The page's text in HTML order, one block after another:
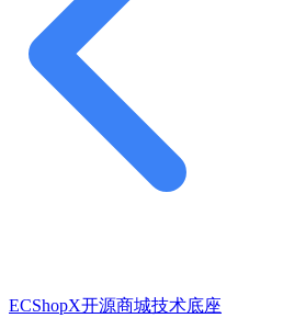
ECShopX开源商城技术底座